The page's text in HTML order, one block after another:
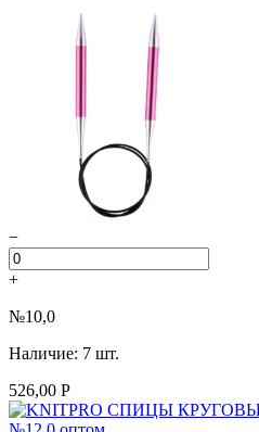
−
+
№10,0
Наличие: 7 шт.
526,00 Р